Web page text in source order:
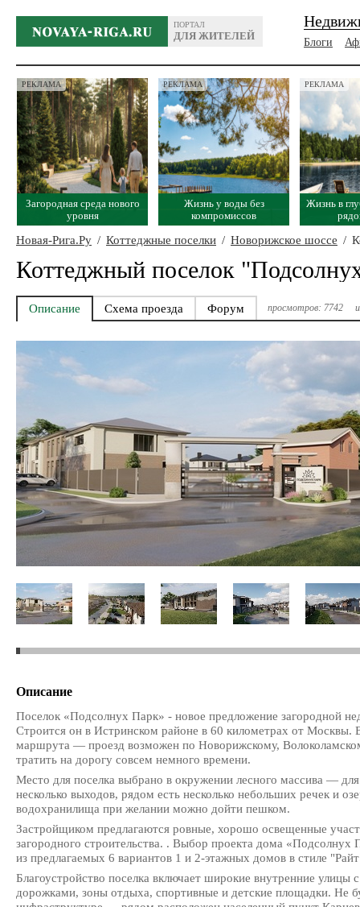
ПОРТАЛ
ДЛЯ ЖИТЕЛЕЙ
Блоги
РЕКЛАМА
Загородная среда нового
уровня
РЕКЛАМА
Жизнь у воды без
компромиссов
РЕКЛАМА
Жизнь в
Новая-Рига.Ру / Коттеджные поселки / Новорижское шоссе /
Коттеджный поселок
Описание Схема проезда Форум просмотров: 7742
Описание
Поселок «Подсолнух Парк» - новое предложение загородной
Строится он в Истринском районе в 60 километрах от Москвы.
маршрута — проезд возможен по Новорижскому,
тратить на дорогу совсем немного времени.
Место для поселка выбрано в окружении лесного массива —
несколько выходов, рядом есть несколько небольших речек и
водохранилища при желании можно дойти пешком.
Застройщиком предлагаются ровные, хорошо освещенные
загородного строительства. . Выбор проекта дома «Подсолнух
из предлагаемых 6 вариантов 1 и 2-этажных домов в стиле
Благоустройство поселка включает широкие внутренние
дорожками, зоны отдыха, спортивные и детские площадки. Не